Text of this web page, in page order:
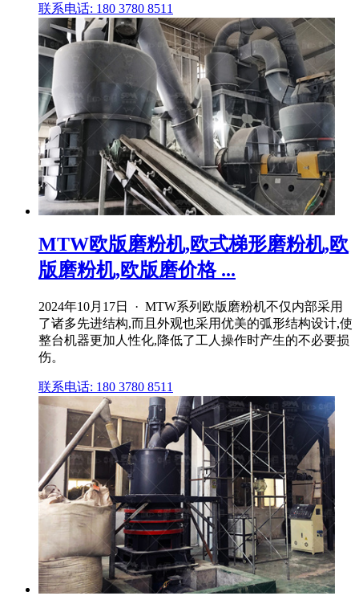
联系电话: 180 3780 8511
MTW欧版磨粉机,欧式梯形磨粉机,欧
版磨粉机,欧版磨价格 ...
2024年10月17日 · MTW系列欧版磨粉机不仅内部采用
了诸多先进结构,而且外观也采用优美的弧形结构设计,使
整台机器更加人性化,降低了工人操作时产生的不必要损
伤。
联系电话: 180 3780 8511